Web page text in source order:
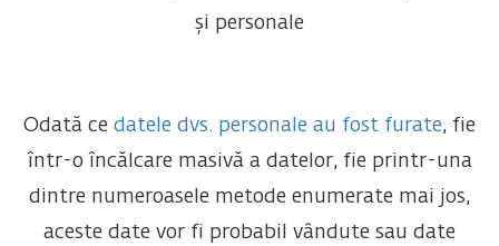
și personale
Odată ce datele dvs. personale au fost furate, fie
într-o încălcare masivă a datelor, fie printr-una
dintre numeroasele metode enumerate mai jos,
aceste date vor fi probabil vândute sau date